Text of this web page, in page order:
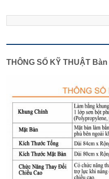
THÔNG SỐ KỸ THUẬT